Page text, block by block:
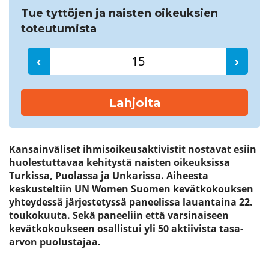
Tue tyttöjen ja naisten oikeuksien
toteutumista
‹ ›
Lahjoita
Kansainväliset ihmisoikeusaktivistit nostavat esiin
huolestuttavaa kehitystä naisten oikeuksissa
Turkissa, Puolassa ja Unkarissa. Aiheesta
keskusteltiin UN Women Suomen kevätkokouksen
yhteydessä järjestetyssä paneelissa lauantaina 22.
toukokuuta. Sekä paneeliin että varsinaiseen
kevätkokoukseen osallistui yli 50 aktiivista tasa-
arvon puolustajaa.